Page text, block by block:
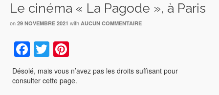
Le cinéma « La Pagode », à Paris
on 29 NOVEMBRE 2021 with AUCUN COMMENTAIRE
Facebook
Twitter
Désolé, mais vous n’avez pas les droits suffisant pour
consulter cette page.